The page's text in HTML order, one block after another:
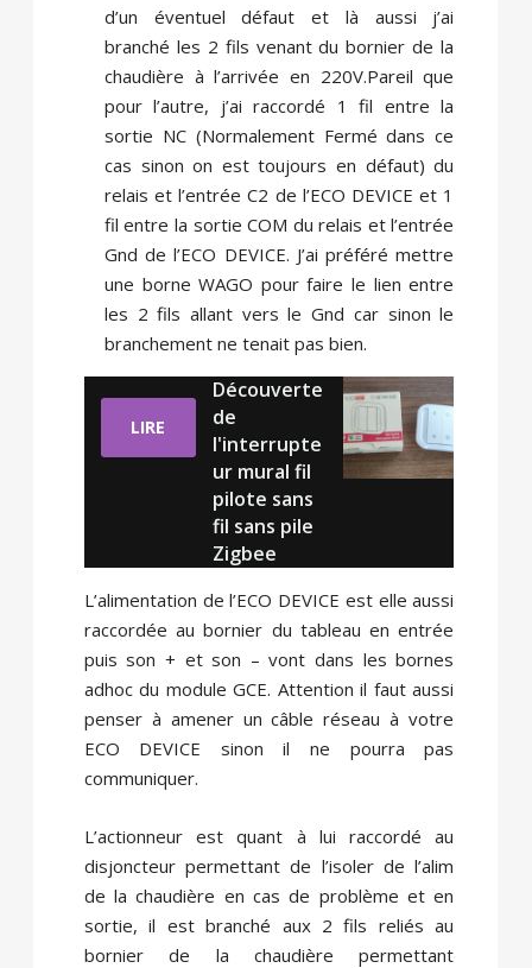
d’un éventuel défaut et là aussi j’ai
branché les 2 fils venant du bornier de la
chaudière à l’arrivée en 220V.Pareil que
pour l’autre, j’ai raccordé 1 fil entre la
sortie NC (Normalement Fermé dans ce
cas sinon on est toujours en défaut) du
relais et l’entrée C2 de l’ECO DEVICE et 1
fil entre la sortie COM du relais et l’entrée
Gnd de l’ECO DEVICE. J’ai préféré mettre
une borne WAGO pour faire le lien entre
les 2 fils allant vers le Gnd car sinon le
branchement ne tenait pas bien.
LIRE
Découverte
de
l'interrupte
ur mural fil
pilote sans
fil sans pile
Zigbee
L’alimentation de l’ECO DEVICE est elle aussi
raccordée au bornier du tableau en entrée
puis son + et son – vont dans les bornes
adhoc du module GCE. Attention il faut aussi
penser à amener un câble réseau à votre
ECO DEVICE sinon il ne pourra pas
communiquer.
L’actionneur est quant à lui raccordé au
disjoncteur permettant de l’isoler de l’alim
de la chaudière en cas de problème et en
sortie, il est branché aux 2 fils reliés au
bornier de la chaudière permettant